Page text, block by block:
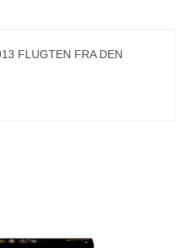
FLUGTEN FRA DEN